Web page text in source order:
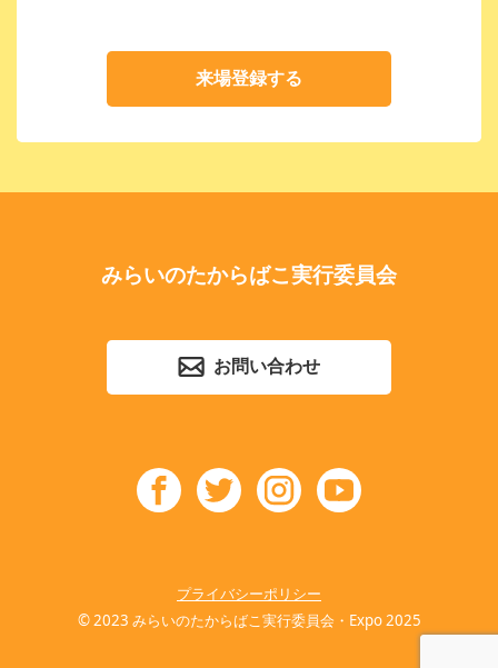
来場登録する
みらいのたからばこ実行委員会
お問い合わせ
プライバシーポリシー
© 2023 みらいのたからばこ実行委員会・Expo 2025